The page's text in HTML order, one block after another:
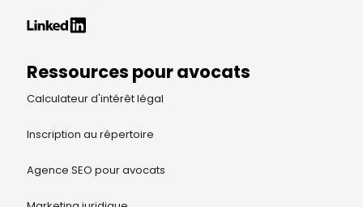
Ressources pour avocats
Calculateur d'intérêt légal
Inscription au répertoire
Agence SEO pour avocats